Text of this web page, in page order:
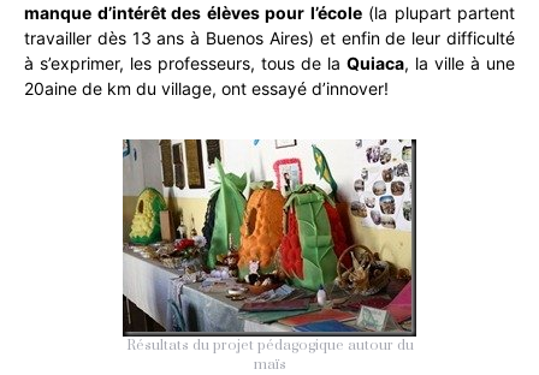
manque d’intérêt des élèves pour l’école(la plupart partent
travailler dès 13 ans à Buenos Aires) et enfin de leur difficulté
à s’exprimer, les professeurs, tous de la Quiaca, la ville à une
20aine de km du village, ont essayé d’innover!
Résultats du projet pédagogique autour du
maïs